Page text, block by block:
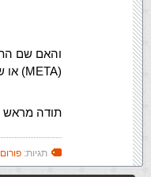
והאם שם
(META) או שזה רק הרגל ?
תודה מראש
תגיות: